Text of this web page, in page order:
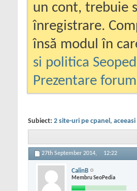
un cont, trebuie
înregistrare.
însă modul în
si politica
Prezentare
Subiect: 2 site-uri pe cpanel,
27th September 2014, 12:22
CalinB
Membru SeoPedia